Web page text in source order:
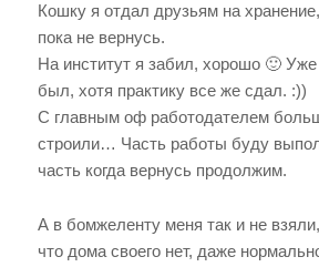
Кошку я отдал друзьям на
пока не вернусь.
На институт я забил, хорошо 🙂
был, хотя практику все же сдал. :))
С главным оф работодателем
строили… Часть работы буду
часть когда вернусь продолжим.
А в бомжеленту меня так и не
что дома своего нет, даже